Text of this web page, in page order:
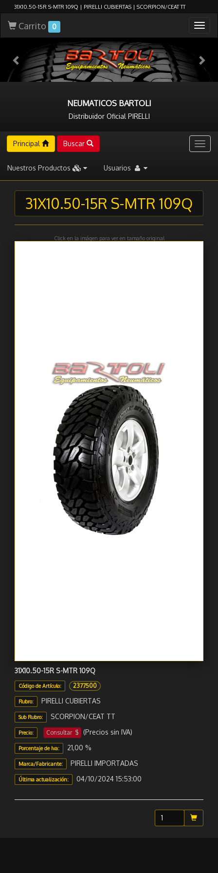
31X10.50-15R S-MTR 109Q | PIRELLI CUBIERTAS | SCORPION/CEAT TT
Carrito 0
NEUMATICOS BARTOLI
Distribuidor Oficial PIRELLI
Principal Buscar
Nuestros Productos Usuarios
31X10.50-15R S-MTR 109Q
Click en la imágen para ver en tamaño original
31X10.50-15R S-MTR 109Q
Código de Artículo: 2377500
Rubro: PIRELLI CUBIERTAS
Sub Rubro: SCORPION/CEAT TT
Precio: Consultar $ (Precios sin IVA)
Porcentaje de Iva: 21,00 %
Marca/Fabricante: PIRELLI IMPORTADAS
Última actualización: 04/10/2024 15:53:00